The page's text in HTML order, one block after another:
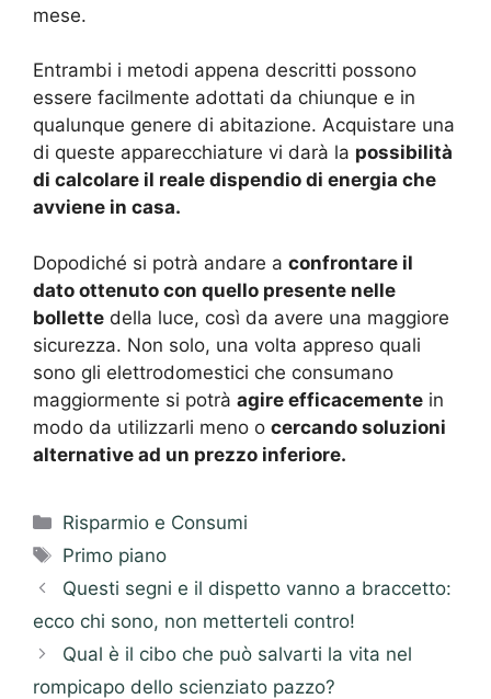
mese.
Entrambi i metodi appena descritti possono
essere facilmente adottati da chiunque e in
qualunque genere di abitazione. Acquistare una
di queste apparecchiature vi darà la possibilità
di calcolare il reale dispendio di energia che
avviene in casa.
Dopodiché si potrà andare a confrontare il
dato ottenuto con quello presente nelle
bollette della luce, così da avere una maggiore
sicurezza. Non solo, una volta appreso quali
sono gli elettrodomestici che consumano
maggiormente si potrà agire efficacemente in
modo da utilizzarli meno o cercando soluzioni
alternative ad un prezzo inferiore.
Categorie
Risparmio e Consumi
Tag
Primo piano
Questi segni e il dispetto vanno a braccetto:
ecco chi sono, non metterteli contro!
Qual è il cibo che può salvarti la vita nel
rompicapo dello scienziato pazzo?